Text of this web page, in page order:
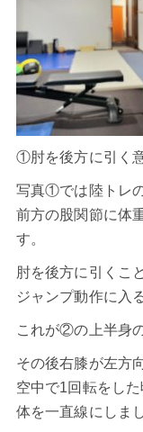
①肘を後方に引く
写真①では陸トレ
前方の股関節に体
す。
肘を後方に引くこ
ジャンプ動作に入
これが②の上半身
その後右膝が左方
空中で1回転をし
体を一直線にしま